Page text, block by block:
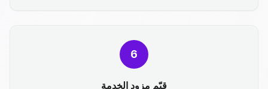
6
قيّم مزود الخدمة